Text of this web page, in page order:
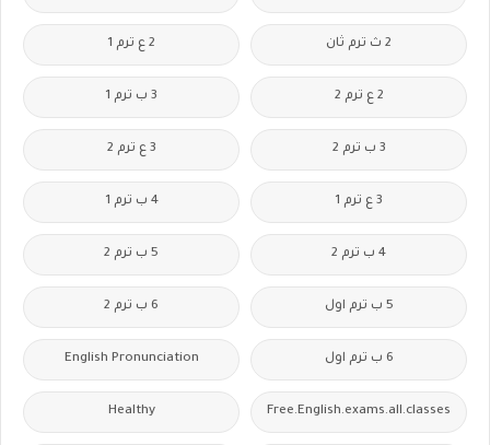
2 ث ترم ثان 2 ع ترم 1
2 ع ترم 2 3 ب ترم 1
3 ب ترم 2 3 ع ترم 2
3 ع ترم 1 4 ب ترم 1
4 ب ترم 2 5 ب ترم 2
5 ب ترم اول 6 ب ترم 2
6 ب ترم اول English Pronunciation
Free.English.exams.all.classes
Healthy